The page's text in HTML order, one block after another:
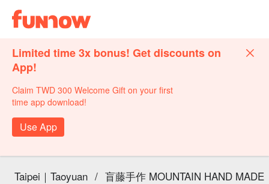
Limited time 3x bonus! Get discounts on
App!
Claim TWD 300 Welcome Gift on your first
time app download!
Use App
Taipei｜Taoyuan / 盲藤手作 MOUNTAIN HAND MADE